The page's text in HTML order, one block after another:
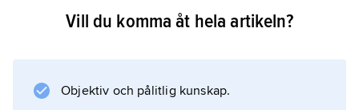
En tea gown – som fick bäras utan stel
bars vid eftermiddagens sällskapsliv men
Vill du komma åt hela artikeln?
Objektiv och pålitlig kunskap.